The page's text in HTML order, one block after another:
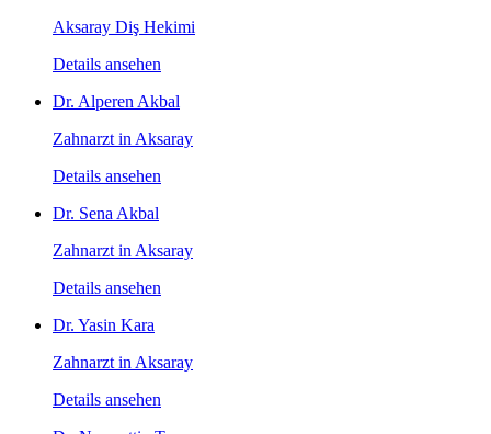
Aksaray Diş Hekimi
Details ansehen
Dr. Alperen Akbal
Zahnarzt in Aksaray
Details ansehen
Dr. Sena Akbal
Zahnarzt in Aksaray
Details ansehen
Dr. Yasin Kara
Zahnarzt in Aksaray
Details ansehen